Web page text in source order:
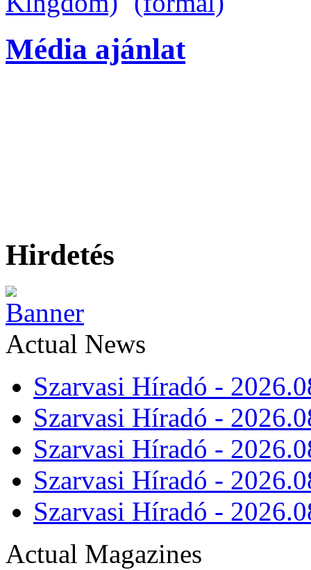
Média ajánlat
Hirdetés
Actual News
Szarvasi Híradó -
Szarvasi Híradó -
Szarvasi Híradó -
Szarvasi Híradó -
Szarvasi Híradó -
Actual Magazines